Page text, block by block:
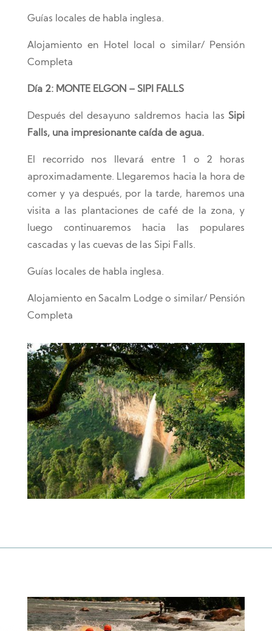
Guías locales de habla inglesa.
Alojamiento en Hotel local o similar/ Pensión
Completa
Día 2: MONTE ELGON – SIPI FALLS
Después del desayuno saldremos hacia lasSipi
Falls, una impresionante caída de agua.
El recorrido nos llevará entre 1 o 2 horas
aproximadamente. Llegaremos hacia la hora de
comer y ya después, por la tarde, haremos una
visita a las plantaciones de café de la zona, y
luego continuaremos hacia las populares
cascadas y las cuevas de las Sipi Falls.
Guías locales de habla inglesa.
Alojamiento en Sacalm Lodge o similar/ Pensión
Completa